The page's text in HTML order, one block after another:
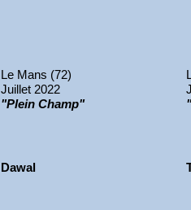
Le Mans (72)
Juillet 2022
"Plein Champ"
Dawal